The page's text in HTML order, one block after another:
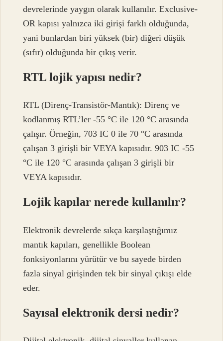
devrelerinde yaygın olarak kullanılır. Exclusive-
OR kapısı yalnızca iki girişi farklı olduğunda,
yani bunlardan biri yüksek (bir) diğeri düşük
(sıfır) olduğunda bir çıkış verir.
RTL lojik yapısı nedir?
RTL (Direnç-Transistör-Mantık): Direnç ve
kodlanmış RTL’ler -55 °C ile 120 °C arasında
çalışır. Örneğin, 703 IC 0 ile 70 °C arasında
çalışan 3 girişli bir VEYA kapısıdır. 903 IC -55
°C ile 120 °C arasında çalışan 3 girişli bir
VEYA kapısıdır.
Lojik kapılar nerede kullanılır?
Elektronik devrelerde sıkça karşılaştığımız
mantık kapıları, genellikle Boolean
fonksiyonlarını yürütür ve bu sayede birden
fazla sinyal girişinden tek bir sinyal çıkışı elde
eder.
Sayısal elektronik dersi nedir?